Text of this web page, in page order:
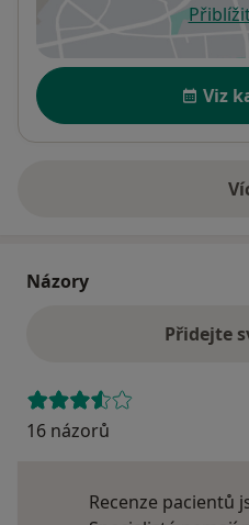
Dostupnost
Viz
Názory
Přidejte
16 názorů
Recenze pacientů